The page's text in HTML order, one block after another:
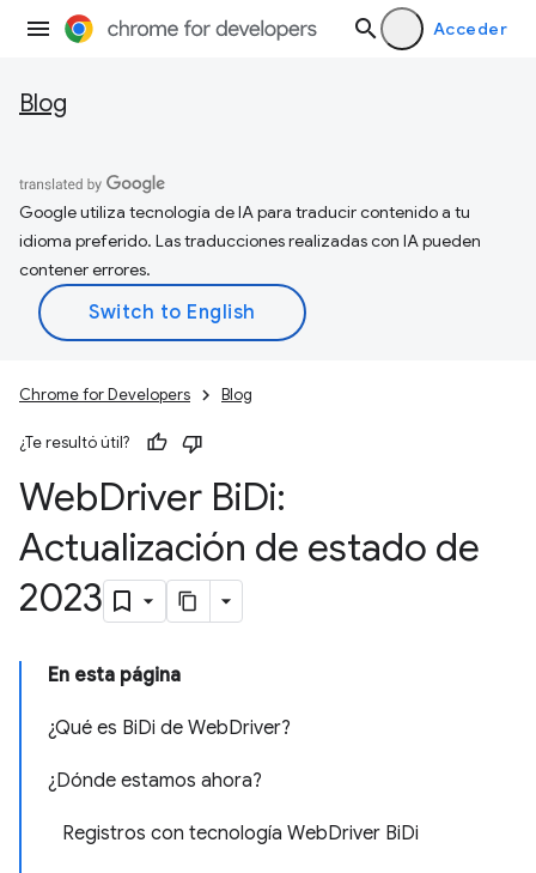
Acceder
Blog
Google utiliza tecnología de IA para traducir contenido a tu
idioma preferido. Las traducciones realizadas con IA pueden
contener errores.
Chrome for Developers Blog
¿Te resultó útil?
WebDriver BiDi:
Actualización de estado de
2023
En esta página
¿Qué es BiDi de WebDriver?
¿Dónde estamos ahora?
Registros con tecnología WebDriver BiDi